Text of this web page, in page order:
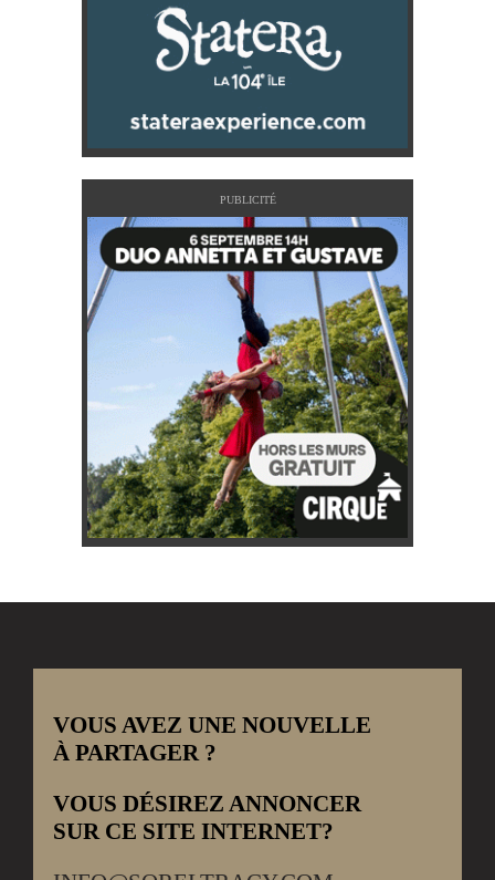
PUBLICITÉ
VOUS AVEZ UNE NOUVELLE
À PARTAGER ?
VOUS DÉSIREZ ANNONCER
SUR CE SITE INTERNET?